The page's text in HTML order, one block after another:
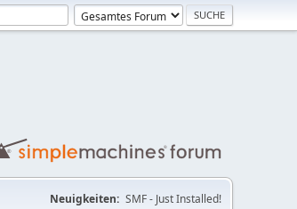
Neuigkeiten: SMF - Just Installed!